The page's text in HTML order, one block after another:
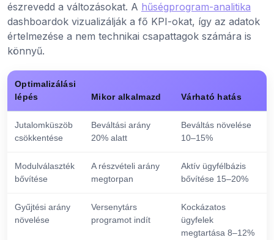
észrevedd a változásokat. A hűségprogram-analitika
dashboardok vizualizálják a fő KPI-okat, így az adatok
értelmezése a nem technikai csapattagok számára is
könnyű.
Optimalizálási
lépés
Mikor alkalmazd Várható hatás
Jutalomküszöb
csökkentése
Beváltási arány
20% alatt
Beváltás növelése
10–15%
Modulválaszték
bővítése
A részvételi arány
megtorpan
Aktív ügyfélbázis
bővítése 15–20%
Gyűjtési arány
növelése
Versenytárs
programot indít
Kockázatos
ügyfelek
megtartása 8–12%